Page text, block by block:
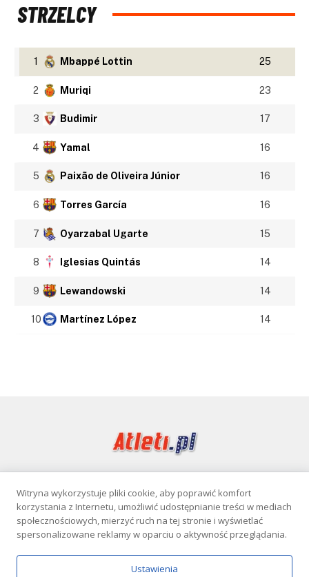
STRZELCY
1 Mbappé Lottin 25
2 Muriqi 23
3 Budimir 17
4 Yamal 16
5 Paixão de Oliveira Júnior 16
6 Torres García 16
7 Oyarzabal Ugarte 15
8 Iglesias Quintás 14
9 Lewandowski 14
10 Martínez López 14
Facebook
KONTAKT POLITYKA PRYWATNOŚCI
Serwis wyłącznie dla osób powyżej 18 lat. Hazard może uzależniać.
Witryna wykorzystuje pliki cookie, aby poprawić komfort
korzystania z Internetu, umożliwić udostępnianie treści w mediach
społecznościowych, mierzyć ruch na tej stronie i wyświetlać
spersonalizowane reklamy w oparciu o aktywność przeglądania.
Ustawienia